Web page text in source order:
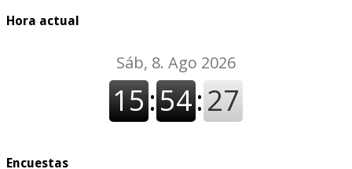
Hora actual
Encuestas